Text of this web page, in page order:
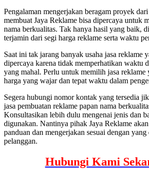
Pengalaman mengerjakan beragam proyek
membuat Jaya Reklame bisa dipercaya untuk
nama berkualitas. Tak hanya hasil yang baik,
terjamin dari segi harga reklame serta waktu
Saat ini tak jarang banyak usaha jasa reklame
dipercaya karena tidak memperhatikan waktu
yang mahal. Perlu untuk memilih jasa reklame
harga yang wajar dan tepat waktu dalam
Segera hubungi nomor kontak yang tersedia
jasa pembuatan reklame papan nama
Konsultasikan lebih dulu mengenai jenis dan
digunakan. Nantinya pihak Jaya Reklame
panduan dan mengerjakan sesuai dengan
pelanggan.
Hubungi Kami